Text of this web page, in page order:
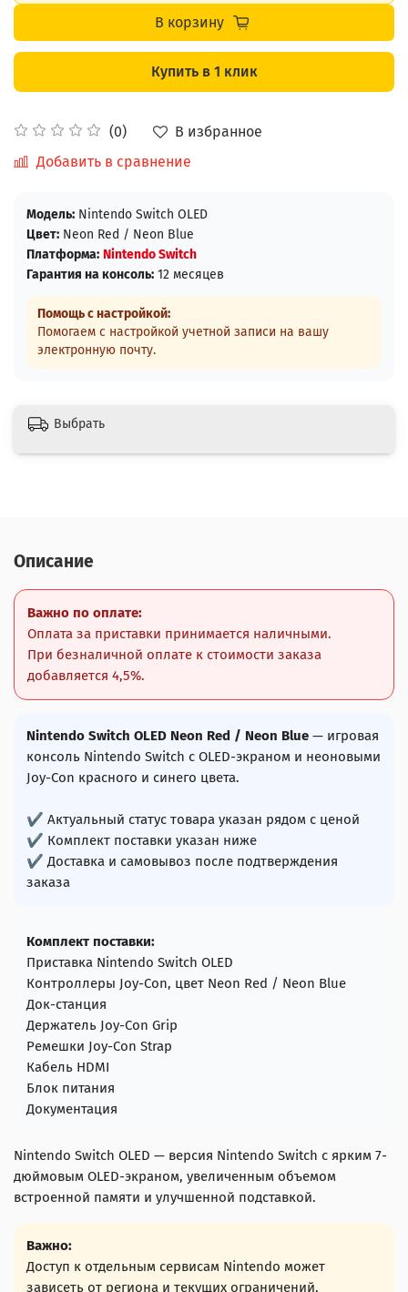
(0)
В избранное
Добавить в сравнение
В корзину
Купить в 1 клик
Модель: Nintendo Switch OLED
Цвет: Neon Red / Neon Blue
Платформа: Nintendo Switch
Гарантия на консоль: 12 месяцев
Помощь с настройкой:
Помогаем с настройкой учетной записи на вашу
электронную почту.
Выбрать
Описание
Важно по оплате:
Оплата за приставки принимается наличными.
При безналичной оплате к стоимости заказа
добавляется 4,5%.
Nintendo Switch OLED Neon Red / Neon Blue — игровая
консоль Nintendo Switch с OLED-экраном и неоновыми
Joy-Con красного и синего цвета.
✔ Актуальный статус товара указан рядом с ценой
✔ Комплект поставки указан ниже
✔ Доставка и самовывоз после подтверждения
заказа
Комплект поставки:
Приставка Nintendo Switch OLED
Контроллеры Joy-Con, цвет Neon Red / Neon Blue
Док-станция
Держатель Joy-Con Grip
Ремешки Joy-Con Strap
Кабель HDMI
Блок питания
Документация
Nintendo Switch OLED — версия Nintendo Switch с ярким 7-
дюймовым OLED-экраном, увеличенным объемом
встроенной памяти и улучшенной подставкой.
Важно:
Доступ к отдельным сервисам Nintendo может
зависеть от региона и текущих ограничений.